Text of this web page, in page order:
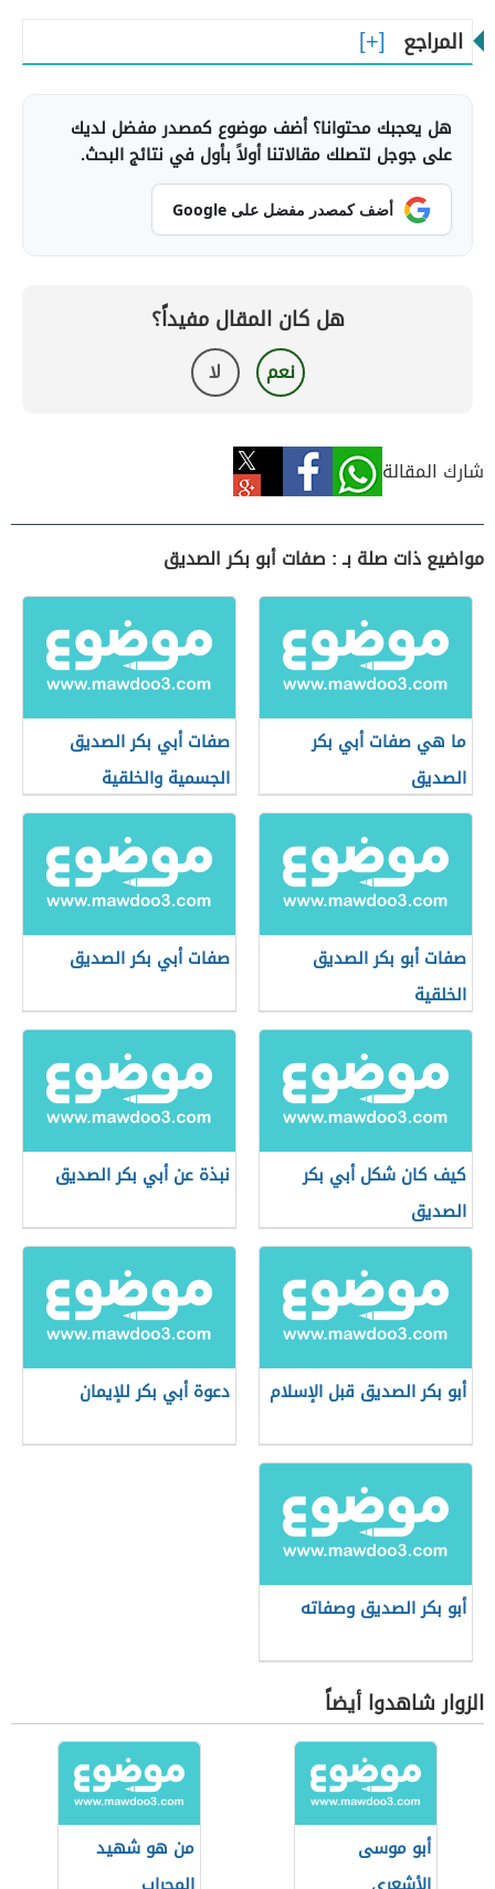
المراجع
هل يعجبك محتوانا؟ أضف موضوع كمصدر مفضل لديك
على جوجل لتصلك مقالاتنا أولاً بأول في نتائج البحث.
أضف كمصدر مفضل على Google
هل كان المقال مفيداً؟
نعم لا
شارك المقالة
مواضيع ذات صلة بـ : صفات أبو بكر الصديق
ما هي صفات أبي بكر
الصديق
صفات أبي بكر الصديق
الجسمية والخلقية
صفات أبو بكر الصديق
الخلقية
صفات أبي بكر الصديق
كيف كان شكل أبي بكر
الصديق
نبذة عن أبي بكر الصديق
أبو بكر الصديق قبل الإسلام دعوة أبي بكر للإيمان
أبو بكر الصديق وصفاته
الزوار شاهدوا أيضاً
أبو موسى
من هو شهيد